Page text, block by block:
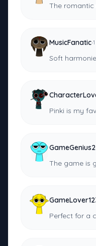
The
MusicFanatic·
Soft
Pinki is my
GameGenius2
The game is
Perfect for a